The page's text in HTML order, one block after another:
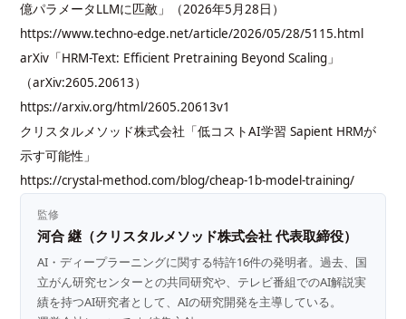
億パラメータLLMに匹敵」（2026年5月28日）
https://www.techno-edge.net/article/2026/05/28/5115.html
arXiv「HRM-Text: Efficient Pretraining Beyond Scaling」
（arXiv:2605.20613）
https://arxiv.org/html/2605.20613v1
クリスタルメソッド株式会社「低コストAI学習 Sapient HRMが
示す可能性」
https://crystal-method.com/blog/cheap-1b-model-training/
監修
河合 継（クリスタルメソッド株式会社 代表取締役）
AI・ディープラーニングに関する特許16件の発明者。過去、国
立がん研究センターとの共同研究や、テレビ番組でのAI解説実
績を持つAI研究者として、AIの研究開発を主導している。